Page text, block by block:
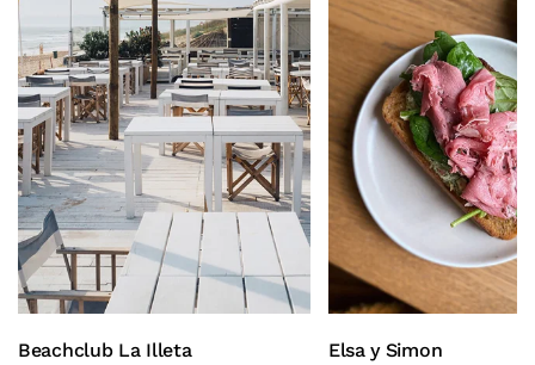
Beachclub La Illeta Elsa y Simon